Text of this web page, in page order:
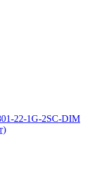
22-1G-2SC-DIM